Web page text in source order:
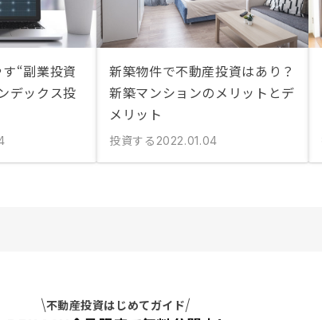
“副業投資
デックス投
新築物件で不動産投資はあり？
新築マンションのメリットとデ
メリット
投資する 2022.01.04
不動産投資はじめてガイド